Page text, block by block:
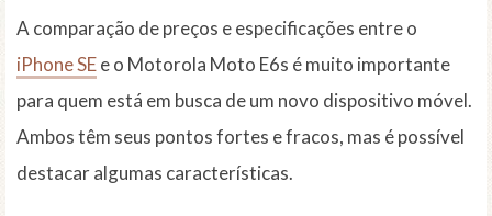
A comparação de preços e especificações entre o
iPhone SEe o Motorola Moto E6s é muito importante
para quem está em busca de um novo dispositivo móvel.
Ambos têm seus pontos fortes e fracos, mas é possível
destacar algumas características.